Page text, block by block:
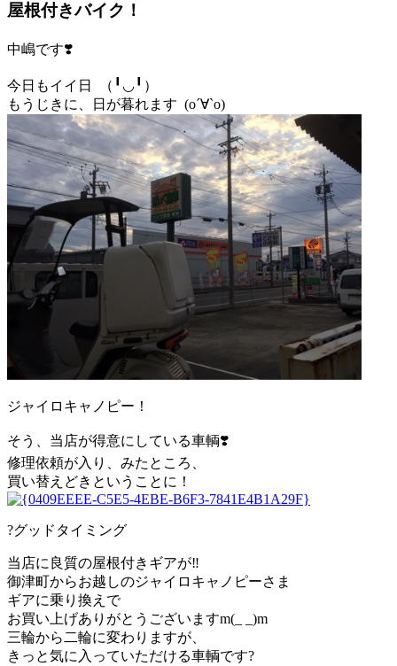
屋根付きバイク！
中嶋です❣️
今日もイイ日 （╹◡╹）
もうじきに、日が暮れます (о´∀`о)
ジャイロキャノピー！
そう、当店が得意にしている車輌❣️
修理依頼が入り、みたところ、
買い替えどきということに！
?グッドタイミング
当店に良質の屋根付きギアが‼️
御津町からお越しのジャイロキャノピーさま
ギアに乗り換えで
お買い上げありがとうございますm(_ _)m
三輪から二輪に変わりますが、
きっと気に入っていただける車輌です?